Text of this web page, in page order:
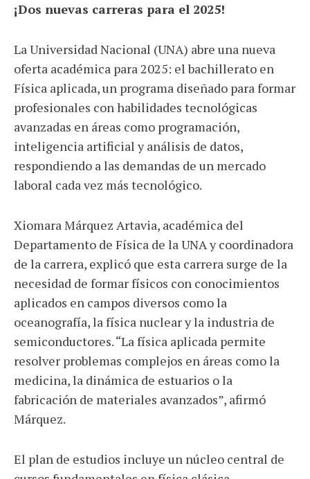
¡Dos nuevas carreras para el 2025!
La Universidad Nacional (UNA) abre una nueva
oferta académica para 2025: el bachillerato en
Física aplicada, un programa diseñado para formar
profesionales con habilidades tecnológicas
avanzadas en áreas como programación,
inteligencia artificial y análisis de datos,
respondiendo a las demandas de un mercado
laboral cada vez más tecnológico.
Xiomara Márquez Artavia, académica del
Departamento de Física de la UNA y coordinadora
de la carrera, explicó que esta carrera surge de la
necesidad de formar físicos con conocimientos
aplicados en campos diversos como la
oceanografía, la física nuclear y la industria de
semiconductores. “La física aplicada permite
resolver problemas complejos en áreas como la
medicina, la dinámica de estuarios o la
fabricación de materiales avanzados”, afirmó
Márquez.
El plan de estudios incluye un núcleo central de